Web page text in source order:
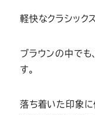
軽快なクラシック
ブラウンの中でも
す。
落ち着いた印象に